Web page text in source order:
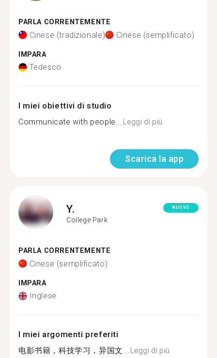
PARLA CORRENTEMENTE
Cinese (tradizionale) Cinese (semplificato)
IMPARA
Tedesco
I miei obiettivi di studio
Communicate with people...Leggi di più
Scarica la app
Y.
College Park
NUOVO
PARLA CORRENTEMENTE
Cinese (semplificato)
IMPARA
Inglese
I miei argomenti preferiti
电影书籍，科技学习，异国文...Leggi di più